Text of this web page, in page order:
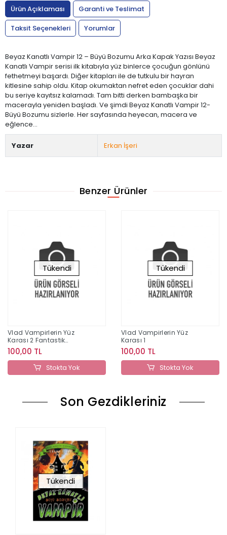
Ürün Açıklaması
Garanti ve Teslimat
Taksit Seçenekleri
Yorumlar
Beyaz Kanatlı Vampir 12 – Büyü Bozumu Arka Kapak Yazısı Beyaz
Kanatlı Vampir serisi ilk kitabıyla yüz binlerce çocuğun gönlünü
fethetmeyi başardı. Diğer kitapları ile de tutkulu bir hayran
kitlesine sahip oldu. Kitap okumaktan nefret eden çocuklar dahi
bu seriye kayıtsız kalamadı. Tam bitti derken bambaşka bir
macerayla yeniden başladı. Ve şimdi Beyaz Kanatlı Vampir 12-
Büyü Bozumu sizlerle. Her sayfasında heyecan, macera ve
eğlence…
Yazar Erkan İşeri
Benzer Ürünler
Tükendi
Vlad Vampirlerin Yüz
Karası 2 Fantastik
Arkadaşlar
100,00 TL
Stokta Yok
Tükendi
Vlad Vampirlerin Yüz
Karası 1
100,00 TL
Stokta Yok
Son Gezdikleriniz
Tükendi